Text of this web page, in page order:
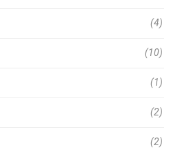
(4)
(10)
(1)
(2)
(2)